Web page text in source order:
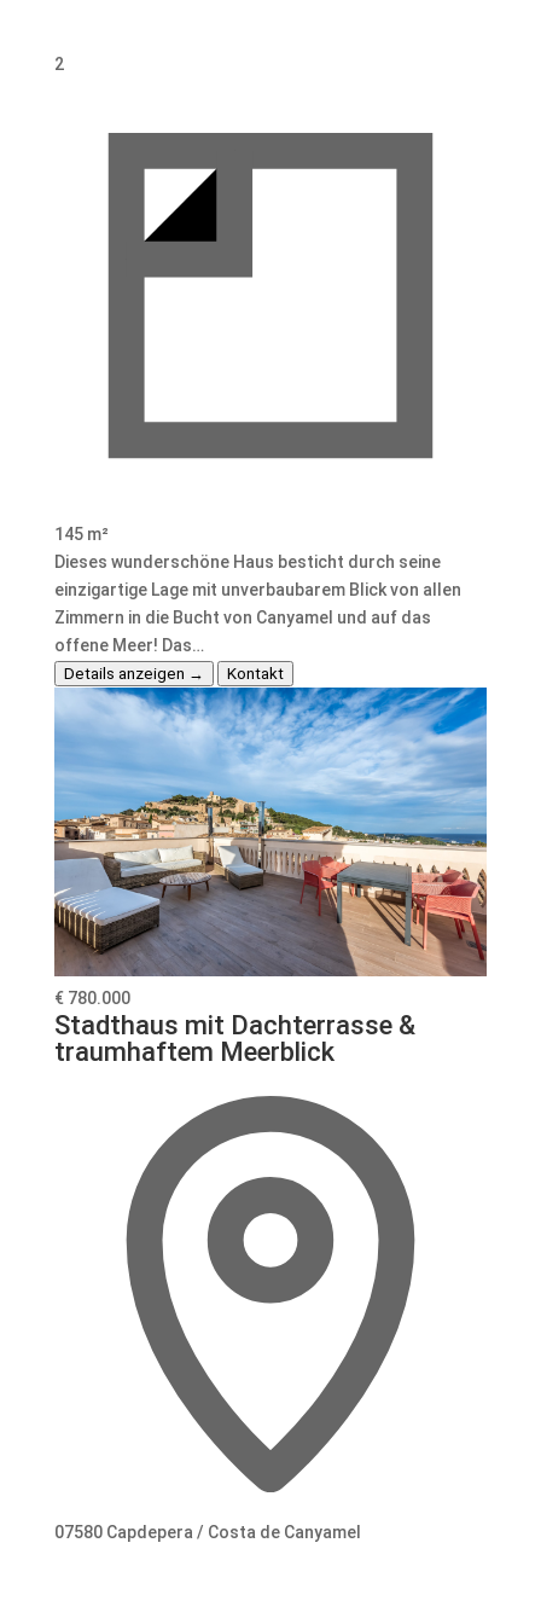
2
145 m²
Dieses wunderschöne Haus besticht durch seine
einzigartige Lage mit unverbaubarem Blick von allen
Zimmern in die Bucht von Canyamel und auf das
offene Meer! Das…
Details anzeigen → Kontakt
€ 780.000
Stadthaus mit Dachterrasse &
traumhaftem Meerblick
07580 Capdepera / Costa de Canyamel